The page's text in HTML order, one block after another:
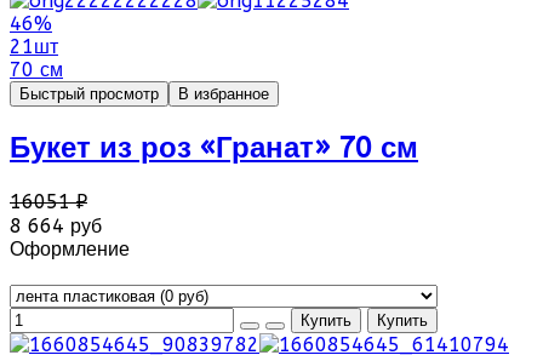
46%
21шт
70 см
Быстрый просмотр В избранное
Букет из роз «Гранат» 70 см
16051 ₽
8 664 руб
Оформление